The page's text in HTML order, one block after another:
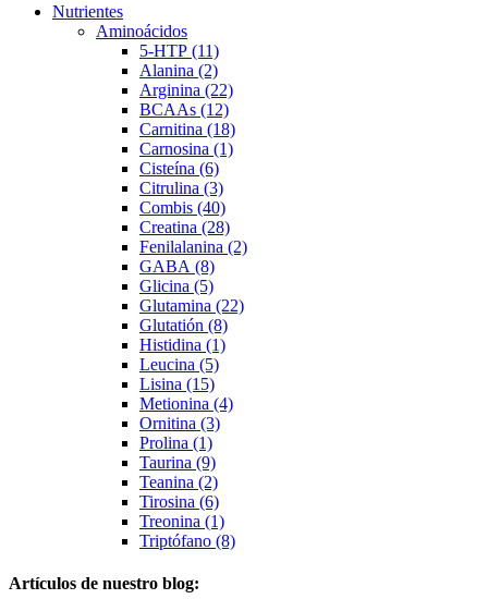
Nutrientes
Aminoácidos
5-HTP (11)
Alanina (2)
Arginina (22)
BCAAs (12)
Carnitina (18)
Carnosina (1)
Cisteína (6)
Citrulina (3)
Combis (40)
Creatina (28)
Fenilalanina (2)
GABA (8)
Glicina (5)
Glutamina (22)
Glutatión (8)
Histidina (1)
Leucina (5)
Lisina (15)
Metionina (4)
Ornitina (3)
Prolina (1)
Taurina (9)
Teanina (2)
Tirosina (6)
Treonina (1)
Triptófano (8)
Artículos de nuestro blog: